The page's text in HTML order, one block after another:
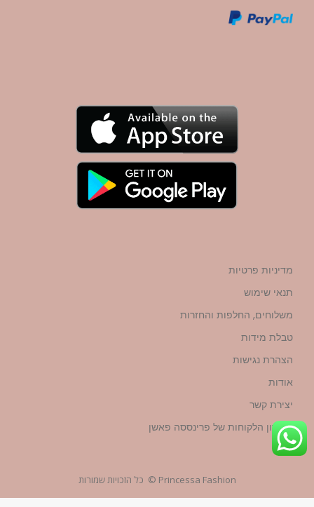
מדיניות פרטיות
תנאי שימוש
משלוחים, החלפות והחזרות
טבלת מידות
הצהרת נגישות
אודות
יצירת קשר
מועדון הלקוחות של פרינססה פאשן